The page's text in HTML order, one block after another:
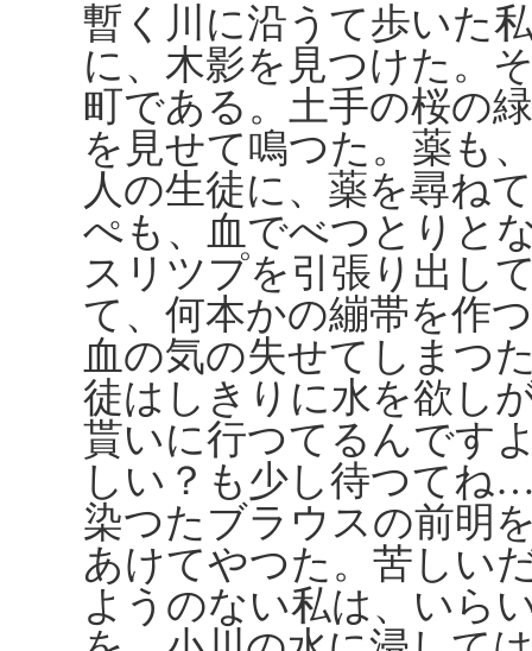
暫く川に沿うて歩いた
に、木影を見つけた。
町である。土手の桜の
を見せて鳴つた。薬も
人の生徒に、薬を尋ね
ぺも、血でべつとりと
スリツプを引張り出し
て、何本かの繃帯を作
血の気の失せてしまつ
徒はしきりに水を欲し
貰いに行つてるんです
しい？も少し待つてね
染つたブラウスの前明
あけてやつた。苦しい
ようのない私は、いら